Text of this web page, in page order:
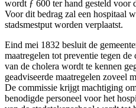
wordt ƒ 600 ter hand gesteld voor
Voor dit bedrag zal een hospitaal
stadsmestput worden verplaatst.
Eind mei 1832 besluit de
maatregelen tot preventie tegen
van de cholera wordt te kennen
geadviseerde maatregelen zoveel
De commissie krijgt machtiging
benodigde personeel voor het